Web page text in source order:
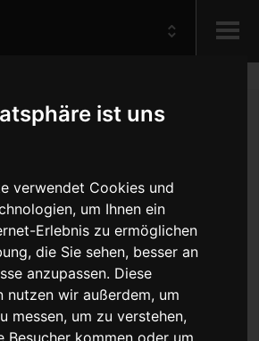
ist uns
verwendet Cookies und
um Ihnen ein
Erlebnis zu ermöglichen
die Sie sehen, besser an
anzupassen. Diese
nutzen wir außerdem, um
messen, um zu verstehen,